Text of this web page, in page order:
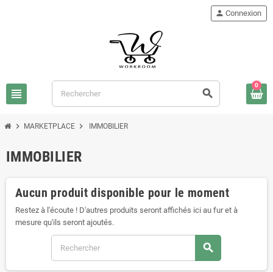
view_headline search
person Connexion
0
chevron_right MARKETPLACE chevron_right IMMOBILIER
IMMOBILIER
Aucun produit disponible pour le moment
Restez à l'écoute ! D'autres produits seront affichés ici au fur et à
mesure qu'ils seront ajoutés.
search